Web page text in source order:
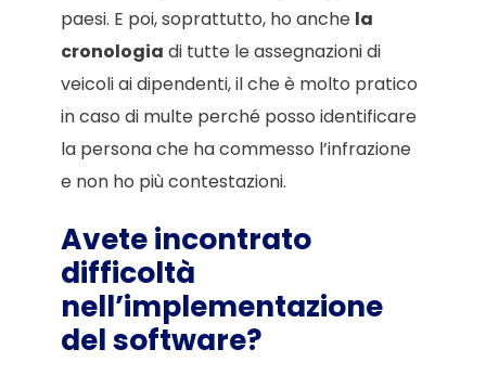
paesi. E poi, soprattutto, ho anche la
cronologia di tutte le assegnazioni di
veicoli ai dipendenti, il che è molto pratico
in caso di multe perché posso identificare
la persona che ha commesso l’infrazione
e non ho più contestazioni.
Avete incontrato
difficoltà
nell’implementazione
del software?